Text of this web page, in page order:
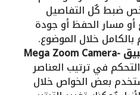
ضبط كٌل التفاصيل
أو مسار الحفظ أو جودة
خلال الموضوع.
تطبيق Mega Zoom Camera-
في ترتيب العناصر
بعض الخواص خلال